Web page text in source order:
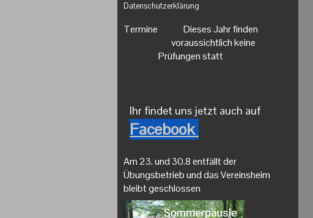
Datenschutzerklärung
Termine Dieses Jahr finden
voraussichtlich keine
Prüfungen statt
Ihr findet uns jetzt auch auf
Facebook
Am 23. und 30.8 entfällt der
Übungsbetrieb und das Vereinsheim
bleibt geschlossen